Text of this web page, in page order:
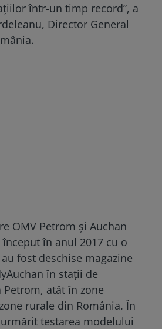
într-un timp record”, a
Director General
OMV Petrom și Auchan
început în anul 2017 cu o
fost deschise magazine
în stații de
atât în zone
rurale din România. În
urmărit testarea modelului